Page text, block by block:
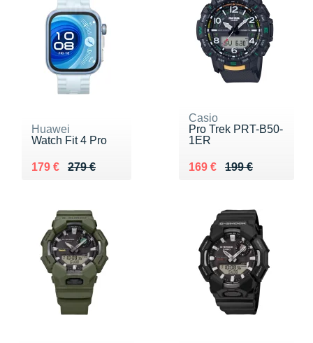
Huawei
Watch Fit 4 Pro
279 €
Au lieu de 279 €
179 €
Vendu 179 €
Casio
Pro Trek PRT-B50-
1ER
199 €
Au lieu de 199 €
169 €
Vendu 169 €